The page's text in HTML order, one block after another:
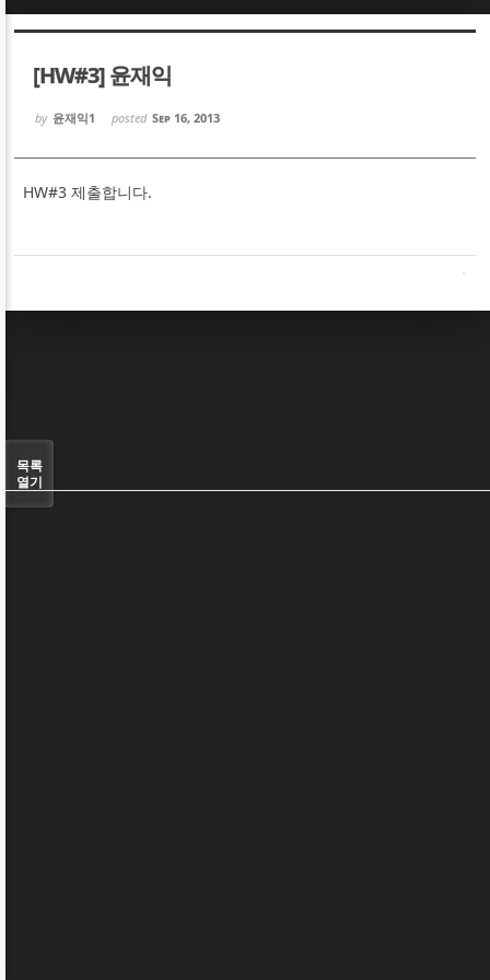
[HW#3] 윤재익
by 윤재익1 posted Sep 16, 2013
HW#3 제출합니다.
목록
열기
Sketchbook5, 스케치북5
Sketchbook5, 스케치북5
Sketchbook5, 스케치북5
Sketchbook5, 스케치북5